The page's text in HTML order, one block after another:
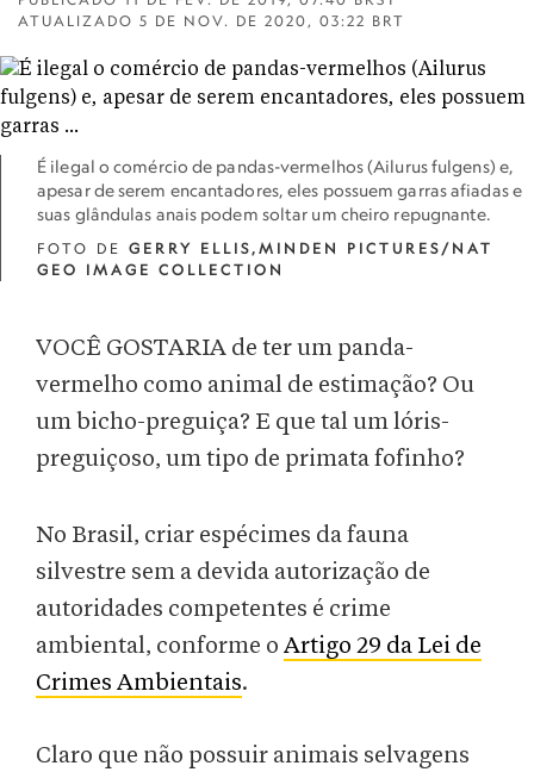
ATUALIZADO 5 DE NOV. DE 2020, 03:22 BRT
É ilegal o comércio de pandas-vermelhos (Ailurus fulgens) e,
apesar de serem encantadores, eles possuem garras afiadas e
suas glândulas anais podem soltar um cheiro repugnante.
FOTO DE GERRY ELLIS,MINDEN PICTURES/NAT
GEO IMAGE COLLECTION
VOCÊ GOSTARIA de ter um panda-
vermelho como animal de estimação? Ou
um bicho-preguiça? E que tal um lóris-
preguiçoso, um tipo de primata fofinho?
No Brasil, criar espécimes da fauna
silvestre sem a devida autorização de
autoridades competentes é crime
ambiental, conforme o Artigo 29 da Lei de
Crimes Ambientais.
Claro que não possuir animais selvagens